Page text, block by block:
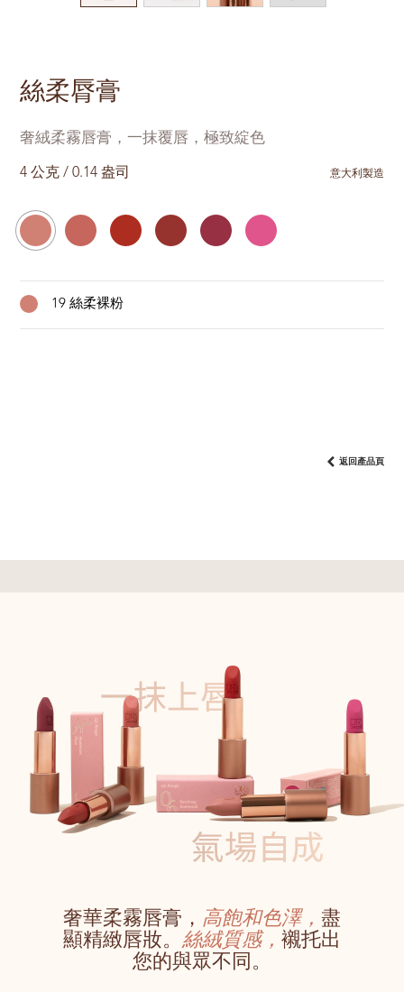
絲柔脣膏
奢絨柔霧唇膏，一抹覆唇，極致綻色
4 公克 / 0.14 盎司 意大利製造
19 絲柔裸粉
返回產品頁
奢華柔霧唇膏， 高飽和色澤， 盡
顯精緻唇妝。 絲絨質感， 襯托出
您的與眾不同。